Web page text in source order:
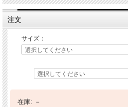
注文
サイズ：
在庫: －